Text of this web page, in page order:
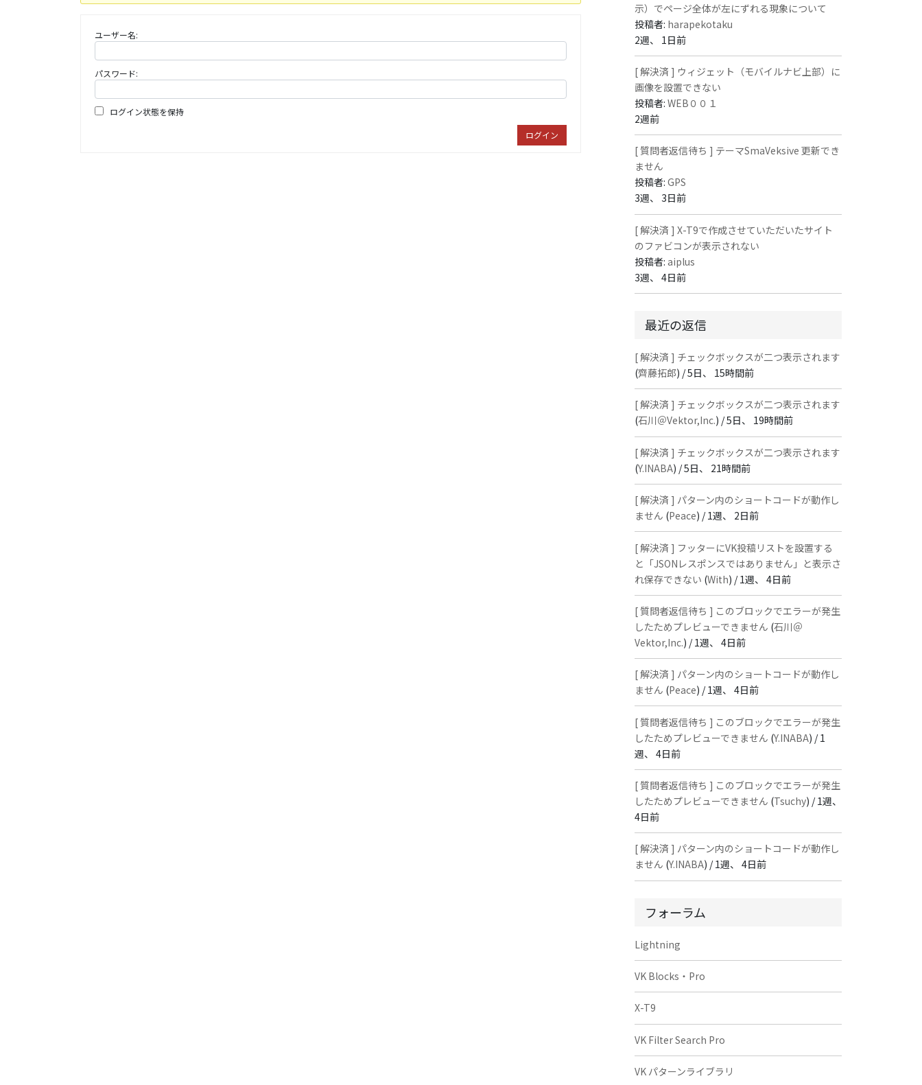
ユーザー名:
パスワード:
ログイン状態を保持
ログイン
示）でページ全体が左にずれる現象について
投稿者: harapekotaku
2週、 1日前
[ 解決済 ] ウィジェット（モバイルナビ上部）に
画像を設置できない
投稿者:WEB００１
2週前
[ 質問者返信待ち ] テーマSmaVeksive 更新でき
ません
投稿者:GPS
3週、 3日前
[ 解決済 ] X-T9で作成させていただいたサイト
のファビコンが表示されない
投稿者:aiplus
3週、 4日前
最近の返信
[ 解決済 ] チェックボックスが二つ表示されます
(齊藤拓郎) /5日、 15時間前
[ 解決済 ] チェックボックスが二つ表示されます
(石川＠Vektor,Inc.) /5日、 19時間前
[ 解決済 ] チェックボックスが二つ表示されます
(Y.INABA) /5日、 21時間前
[ 解決済 ] パターン内のショートコードが動作し
ません (Peace) /1週、 2日前
[ 解決済 ] フッターにVK投稿リストを設置する
と「JSONレスポンスではありません」と表示さ
れ保存できない (With) /1週、 4日前
[ 質問者返信待ち ] このブロックでエラーが発生
したためプレビューできません (石川＠
Vektor,Inc.) /1週、 4日前
[ 解決済 ] パターン内のショートコードが動作し
ません (Peace) /1週、 4日前
[ 質問者返信待ち ] このブロックでエラーが発生
したためプレビューできません (Y.INABA) /1
週、 4日前
[ 質問者返信待ち ] このブロックでエラーが発生
したためプレビューできません (Tsuchy) /1週、
4日前
[ 解決済 ] パターン内のショートコードが動作し
ません (Y.INABA) /1週、 4日前
フォーラム
Lightning
VK Blocks・Pro
X-T9
VK Filter Search Pro
VK パターンライブラリ